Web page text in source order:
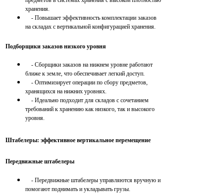
хранения.
- Повышает эффективность комплектации заказов
на складах с вертикальной конфигурацией хранения.
Подборщики заказов низкого уровня
- Сборщики заказов на нижнем уровне работают
ближе к земле, что обеспечивает легкий доступ.
- Оптимизирует операции по сбору предметов,
хранящихся на нижних уровнях.
- Идеально подходит для складов с сочетанием
требований к хранению как низкого, так и высокого
уровня.
Штабелеры: эффективное вертикальное перемещение
Передвижные штабелеры
- Передвижные штабелеры управляются вручную и
помогают поднимать и укладывать грузы.